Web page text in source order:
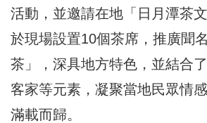
活動，並邀請在地「日月潭茶文
於現場設置10個茶席，推廣聞
茶」，深具地方特色，並結合
客家等元素，凝聚當地民眾情
滿載而歸。